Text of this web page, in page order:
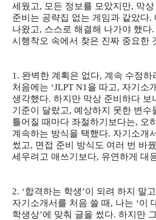
세웠고, 모든 정보를 모았지만, 막
준비는 공략집 없는 게임과 같았다.
나왔고, 스스로 해결해 나가야 했다
시행착오 속에서 찾은 진짜 중요한
1. 완벽한 계획은 없다, 계속 수정하
처음에는 ‘JLPT N1을 따고, 자기소
생각했다. 하지만 막상 준비하다 보
기준이 달랐고, 예상하지 못한 변수
틀어질 때마다 좌절하기보다는, 오
계속하는 방식을 택했다. 자기소개
썼고, 면접 준비 방식도 여러 번 바
세우려고 애쓰기보다, 유연하게 대
2. ‘합격하는 학생’이 되려 하지 말
자기소개서를 처음 쓸 때, 나는 ‘이
학생상’에 맞춰 글을 썼다. 하지만